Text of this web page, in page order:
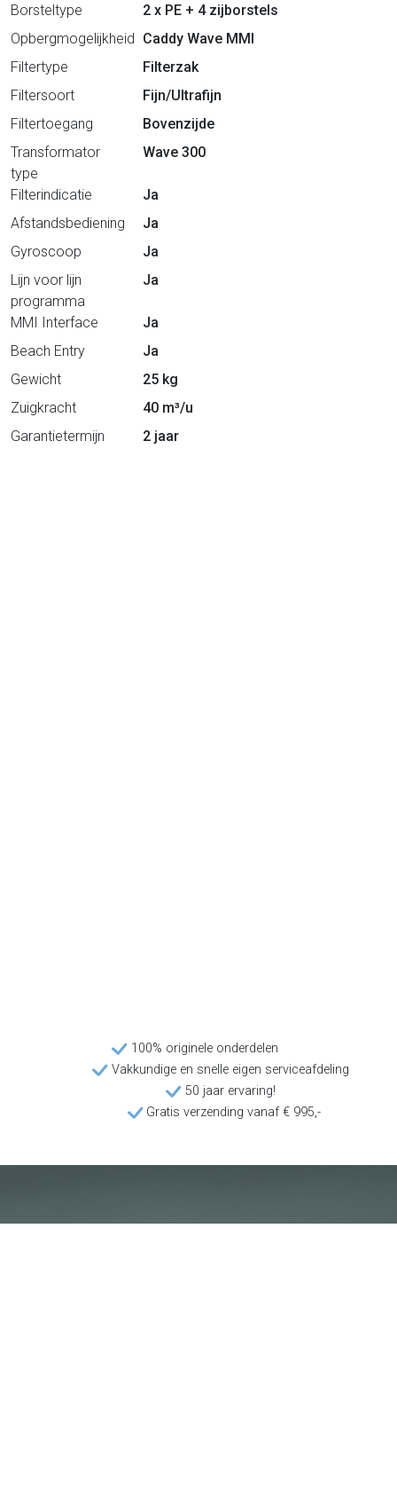
Borsteltype
2 x PE + 4 zijborstels
Opbergmogelijkheid Caddy Wave MMI
Filtertype
Filterzak
Filtersoort
Fijn/Ultrafijn
Filtertoegang
Bovenzijde
Transformator
type
Wave 300
Filterindicatie
Ja
Afstandsbediening
Ja
Gyroscoop
Ja
Lijn voor lijn
programma
Ja
MMI Interface
Ja
Beach Entry
Ja
Gewicht
25 kg
Zuigkracht
40 m³/u
Garantietermijn
2 jaar
100% originele onderdelen
Vakkundige en snelle eigen serviceafdeling
50 jaar ervaring!
Gratis verzending vanaf € 995,-